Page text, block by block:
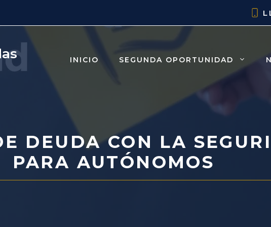
INICIO SEGUNDA OPORTUNIDAD
DEUDA CON LA
PARA AUTÓNOMOS